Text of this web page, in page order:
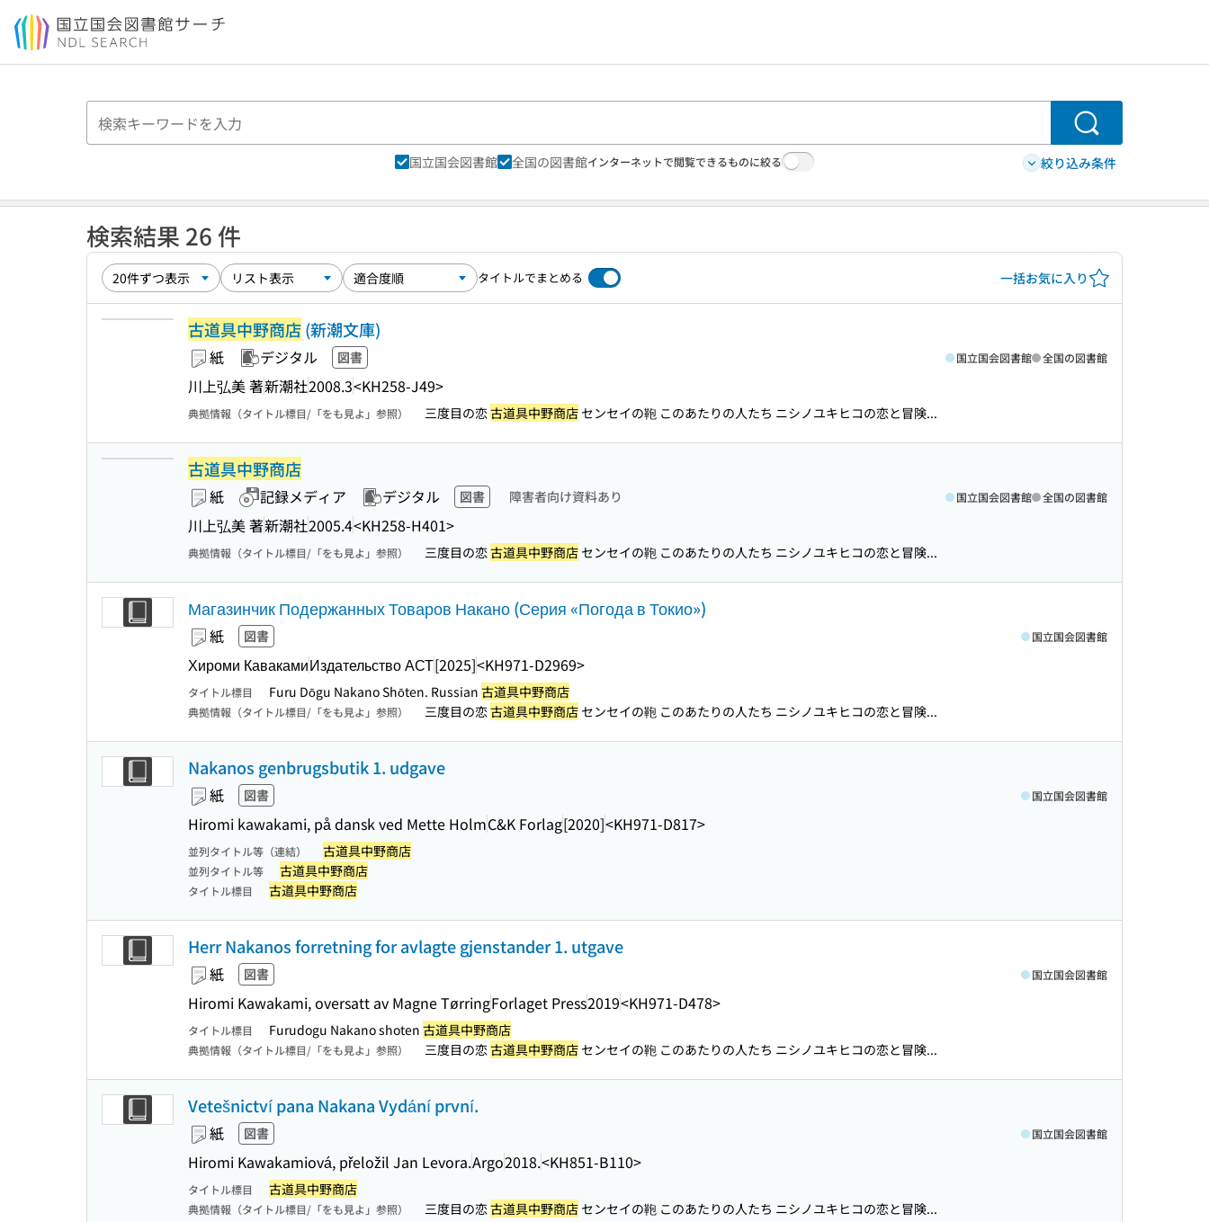
本文へ移動
検索
国立国会図書館 全国の図書館インターネットで閲覧できるものに絞る 絞り込み条件
検索結果 26 件
タイトルでまとめる 一括お気に入り
古道具中野商店(新潮文庫)
紙 デジタル 図書
川上弘美 著新潮社2008.3<KH258-J49>
国立国会図書館 全国の図書館
典拠情報（タイトル標目/「をも見よ」参照） 三度目の恋古道具中野商店 センセイの鞄 このあたりの人たち ニシノユキヒコの恋と冒険...
古道具中野商店
紙 記録メディア デジタル 図書 障害者向け資料あり
川上弘美 著新潮社2005.4<KH258-H401>
国立国会図書館 全国の図書館
典拠情報（タイトル標目/「をも見よ」参照） 三度目の恋古道具中野商店 センセイの鞄 このあたりの人たち ニシノユキヒコの恋と冒険...
Магазинчик Подержанных Товаров Накано (Серия «Погода в Токио»)
紙 図書
Хироми КавакамиИздательство АСТ[2025]<KH971-D2969>
国立国会図書館
タイトル標目 Furu Dōgu Nakano Shōten. Russian 古道具中野商店
典拠情報（タイトル標目/「をも見よ」参照） 三度目の恋古道具中野商店 センセイの鞄 このあたりの人たち ニシノユキヒコの恋と冒険...
Nakanos genbrugsbutik 1. udgave
紙 図書
Hiromi kawakami, på dansk ved Mette HolmC&K Forlag[2020]<KH971-D817>
国立国会図書館
並列タイトル等（連結） 古道具中野商店
並列タイトル等 古道具中野商店
タイトル標目 古道具中野商店
Herr Nakanos forretning for avlagte gjenstander 1. utgave
紙 図書
Hiromi Kawakami, oversatt av Magne TørringForlaget Press2019<KH971-D478>
国立国会図書館
タイトル標目 Furudogu Nakano shoten 古道具中野商店
典拠情報（タイトル標目/「をも見よ」参照） 三度目の恋古道具中野商店 センセイの鞄 このあたりの人たち ニシノユキヒコの恋と冒険...
Vetešnictví pana Nakana Vydání první.
紙 図書
Hiromi Kawakamiová, přeložil Jan Levora.Argo2018.<KH851-B110>
国立国会図書館
タイトル標目 古道具中野商店
典拠情報（タイトル標目/「をも見よ」参照） 三度目の恋古道具中野商店 センセイの鞄 このあたりの人たち ニシノユキヒコの恋と冒険...